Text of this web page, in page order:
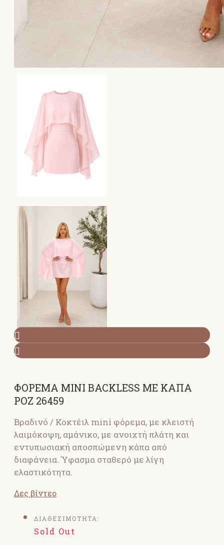
ΦΟΡΕΜΑ MINI BACKLESS ΜΕ ΚΑΠΑ
ΡΟΖ 26459
Βραδινό / Κοκτέιλ mini φόρεμα, με κλειστή
λαιμόκοψη, αμάνικο, με ανοιχτή πλάτη και
εντυπωσιακή αποσπώμενη κάπα από
διαφάνεια. Ύφασμα σταθερό με λίγη
ελαστικότητα.
Δες βίντεο
ΔΙΑΘΕΣΙΜΟΤΗΤΑ:
Sold Out